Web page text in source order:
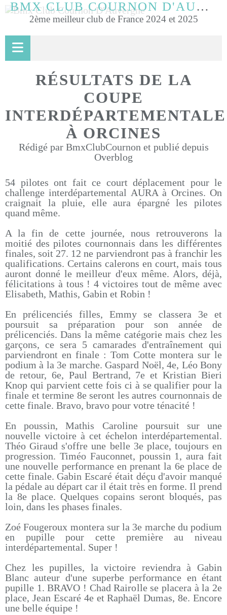
BMX CLUB COURNON D'AUVERGNE
2ème meilleur club de France 2024 et 2025
RÉSULTATS DE LA
COUPE
INTERDÉPARTEMENTALE
À ORCINES
Rédigé par BmxClubCournon et publié depuis
Overblog
54 pilotes ont fait ce court déplacement pour le
challenge interdépartemental AURA à Orcines. On
craignait la pluie, elle aura épargné les pilotes
quand même.
A la fin de cette journée, nous retrouverons la
moitié des pilotes cournonnais dans les différentes
finales, soit 27. 12 ne parviendront pas à franchir les
qualifications. Certains calerons en court, mais tous
auront donné le meilleur d'eux même. Alors, déjà,
félicitations à tous ! 4 victoires tout de même avec
Elisabeth, Mathis, Gabin et Robin !
En prélicenciés filles, Emmy se classera 3e et
poursuit sa préparation pour son année de
prélicenciés. Dans la même catégorie mais chez les
garçons, ce sera 5 camarades d'entraînement qui
parviendront en finale : Tom Cotte montera sur le
podium à la 3e marche. Gaspard Noël, 4e, Léo Bony
de retour, 6e, Paul Bertrand, 7e et Kristian Bieri
Knop qui parvient cette fois ci à se qualifier pour la
finale et termine 8e seront les autres cournonnais de
cette finale. Bravo, bravo pour votre ténacité !
En poussin, Mathis Caroline poursuit sur une
nouvelle victoire à cet échelon interdépartemental.
Théo Giraud s'offre une belle 3e place, toujours en
progression. Timéo Fauconnet, poussin 1, aura fait
une nouvelle performance en prenant la 6e place de
cette finale. Gabin Escaré était déçu d'avoir manqué
la pédale au départ car il était très en forme. Il prend
la 8e place. Quelques copains seront bloqués, pas
loin, dans les phases finales.
Zoé Fougeroux montera sur la 3e marche du podium
en pupille pour cette première au niveau
interdépartemental. Super !
Chez les pupilles, la victoire reviendra à Gabin
Blanc auteur d'une superbe performance en étant
pupille 1. BRAVO ! Chad Rairolle se placera à la 2e
place, Jean Escaré 4e et Raphaël Dumas, 8e. Encore
une belle équipe !